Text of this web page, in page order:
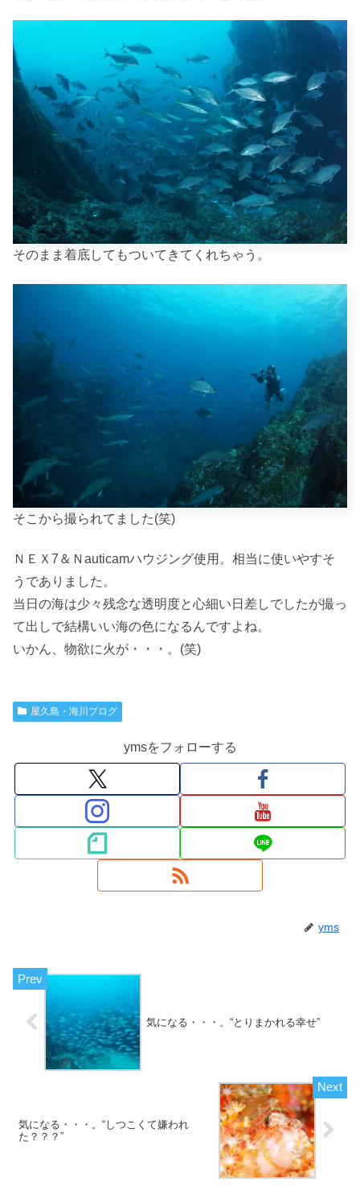
そのまま着底してもついてきてくれちゃう。
そこから撮られてました(笑)
ＮＥＸ7＆Ｎauticamハウジング使用。相当に使いやすそ
うでありました。
当日の海は少々残念な透明度と心細い日差しでしたが撮っ
て出しで結構いい海の色になるんですよね。
いかん、物欲に火が・・・。(笑)
屋久島・海川ブログ
ymsをフォローする
yms
気になる・・・。“とりまかれる幸せ”
気になる・・・。“しつこくて嫌われ
た？？？”